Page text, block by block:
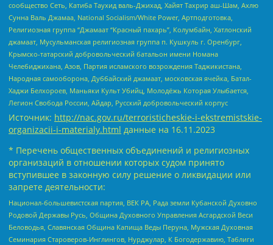
сообщество Сеть, Катиба Таухид валь-Джихад, Хайят Тахрир аш-Шам, Ахлю
Сунна Валь Джамаа, National Socialism/White Power, Артподготовка,
Религиозная группа “Джамаат “Красный пахарь”, Колумбайн, Хатлонский
джамаат, Мусульманская религиозная группа п. Кушкуль г. Оренбург,
Крымско-татарский добровольческий батальон имени Номана
Челебиджихана, Азов, Партия исламского возрождения Таджикистана,
Народная самооборона, Дуббайский джамаат, московская ячейка, Батал-
Хаджи Белхороев, Маньяки Культ Убийц, Молодёжь Которая Улыбается,
Легион Свобода России, Айдар, Русский добровольческий корпус
Источник: http://nac.gov.ru/terroristicheskie-i-ekstremistskie-
organizacii-i-materialy.html данные на 16.11.2023
* Перечень общественных объединений и религиозных
организаций в отношении которых судом принято
вступившее в законную силу решение о ликвидации или
запрете деятельности:
Национал-большевистская партия, ВЕК РА, Рада земли Кубанской Духовно
Родовой Державы Русь, Община Духовного Управления Асгардской Веси
Беловодья, Славянская Община Капища Веды Перуна, Мужская Духовная
Семинария Староверов-Инглингов, Нурджулар, К Богодержавию, Таблиги